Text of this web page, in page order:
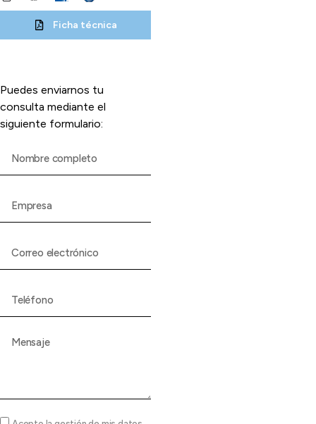
Ficha técnica
Puedes enviarnos tu
consulta mediante el
siguiente formulario: